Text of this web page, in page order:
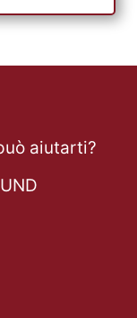
aiutarti?